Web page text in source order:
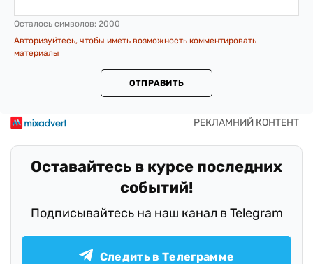
Осталось символов: 2000
Авторизуйтесь, чтобы иметь возможность комментировать
материалы
ОТПРАВИТЬ
Оставайтесь в курсе последних
событий!
Подписывайтесь на наш канал в Telegram
Следить в Телеграмме